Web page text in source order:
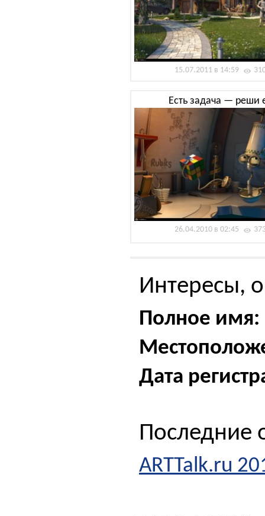
15.07.2011 в 14:59
Есть задача — реши
26.04.2010 в 02:45
Интересы,
Полное имя:
Дата
Последние
ARTTalk.ru